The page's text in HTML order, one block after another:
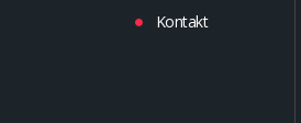
Kontakt